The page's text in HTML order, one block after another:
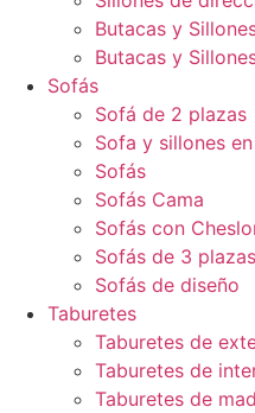
Butacas y
Butacas y
Sofás
Sofá de 2 plazas
Sofa y sillones
Sofás
Sofás Cama
Sofás con
Sofás de 3 plazas
Sofás de diseño
Taburetes
Taburetes de
Taburetes de
Taburetes de